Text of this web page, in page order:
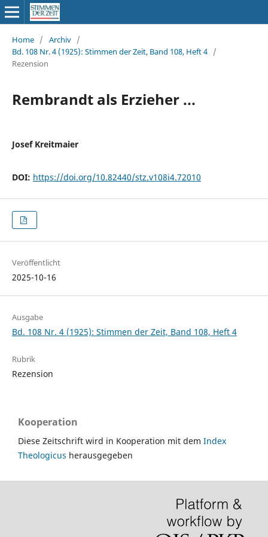
Home / Archiv /
Bd. 108 Nr. 4 (1925): Stimmen der Zeit, Band 108, Heft 4 /
Rezension
Rembrandt als Erzieher ...
Josef Kreitmaier
DOI: https://doi.org/10.82440/stz.v108i4.72010
Veröffentlicht
2025-10-16
Ausgabe
Bd. 108 Nr. 4 (1925): Stimmen der Zeit, Band 108, Heft 4
Rubrik
Rezension
Kooperation
Diese Zeitschrift wird in Kooperation mit dem Index
Theologicus herausgegeben